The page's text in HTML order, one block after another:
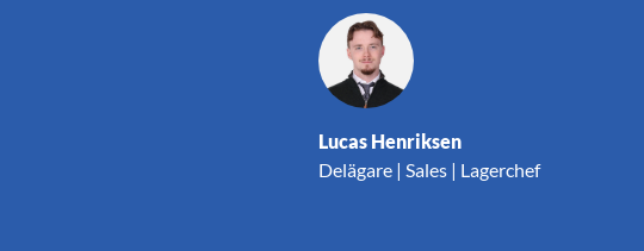
Lucas Henriksen
Delägare | Sales | Lagerchef